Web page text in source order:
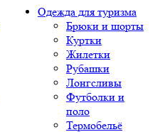
Одежда для туризма
Брюки и шорты
Куртки
Жилетки
Рубашки
Лонгсливы
Футболки и
поло
Термобельё